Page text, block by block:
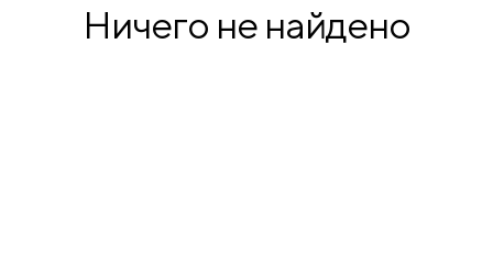
Ничего не найдено